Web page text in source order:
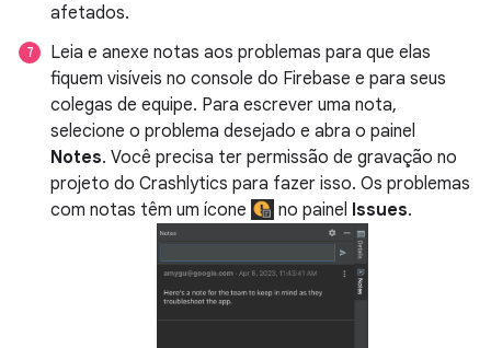
afetados.
Leia e anexe notas aos problemas para que elas
fiquem visíveis no console do Firebase e para seus
colegas de equipe. Para escrever uma nota,
selecione o problema desejado e abra o painel
Notes. Você precisa ter permissão de gravação no
projeto do Crashlytics para fazer isso. Os problemas
com notas têm um ícone
no painel Issues.